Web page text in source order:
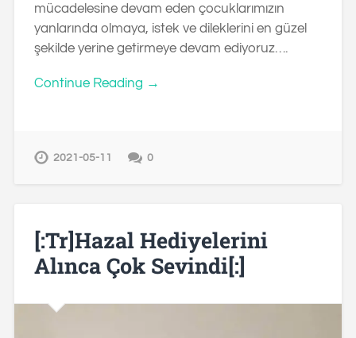
mücadelesine devam eden çocuklarımızın
yanlarında olmaya, istek ve dileklerini en güzel
şekilde yerine getirmeye devam ediyoruz….
Continue Reading →
2021-05-11 0
[:tr]Hazal Hediyelerini
Alınca Çok Sevindi[:]